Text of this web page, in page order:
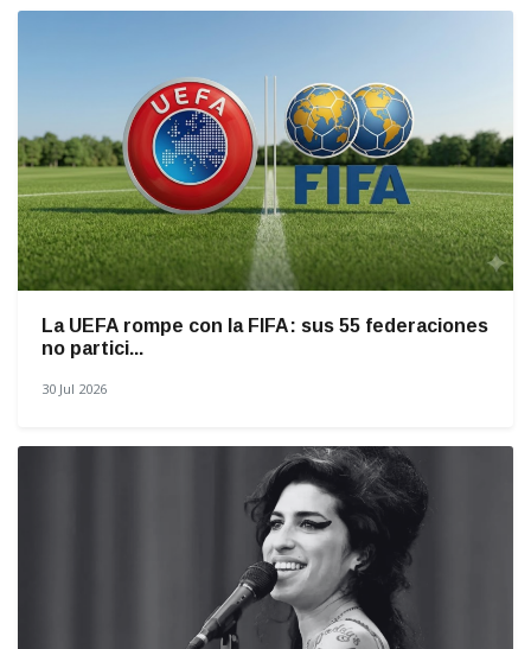
La UEFA rompe con la FIFA: sus 55 federaciones
no partici...
30 Jul 2026